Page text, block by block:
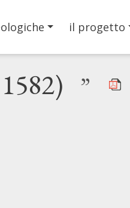
il progetto
”